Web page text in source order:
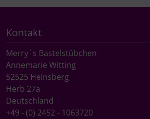
Kontakt
Merry`s Bastelstübchen
Annemarie Witting
52525 Heinsberg
Herb 27a
Deutschland
+49 - (0) 2452 - 1063720